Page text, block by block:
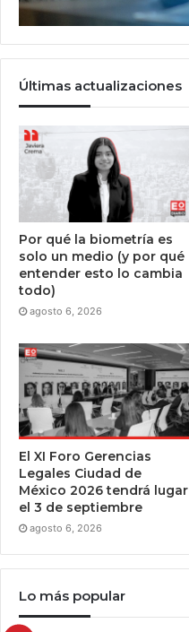
Últimas actualizaciones
Por qué la biometría es
solo un medio (y por qué
entender esto lo cambia
todo)
agosto 6, 2026
El XI Foro Gerencias
Legales Ciudad de
México 2026 tendrá lugar
el 3 de septiembre
agosto 6, 2026
Lo más popular